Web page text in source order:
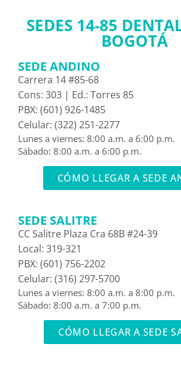
SEDES 14-85
BOGOTÁ
SEDE ANDINO
Carrera 14 #85-68
Cons: 303 | Ed.: Torres 85
PBX: (601) 926-1485
Celular: (322) 251-2277
Lunes a viernes: 8:00 a.m. a 6:00 p.m.
Sábado: 8:00 a.m. a 6:00 p.m.
CÓMO LLEGAR A SEDE
SEDE SALITRE
CC Salitre Plaza Cra 68B #24-39
Local: 319-321
PBX: (601) 756-2202
Celular: (316) 297-5700
Lunes a viernes: 8:00 a.m. a 8:00 p.m.
Sábado: 8:00 a.m. a 7:00 p.m.
CÓMO LLEGAR A SEDE